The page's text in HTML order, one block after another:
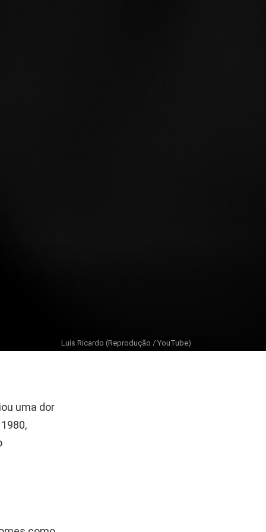
Luis Ricardo (Reprodução / YouTube)
uma dor